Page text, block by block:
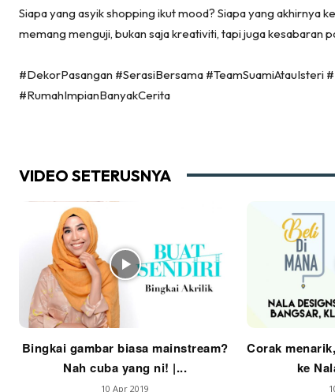
Siapa yang asyik shopping ikut mood? Siapa yang akhirnya
memang menguji, bukan saja kreativiti, tapi juga kesabaran
#DekorPasangan #SerasiBersama #TeamSuamiAtauIsteri
#RumahImpianBanyakCerita
VIDEO SETERUSNYA
Bingkai gambar biasa mainstream?
Nah cuba yang ni! |...
10 Apr 2019
Corak
ke